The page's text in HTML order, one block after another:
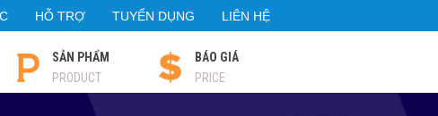
HỖ TRỢ TUYỂN DỤNG LIÊN HỆ
SẢN PHẨM
PRODUCT
BÁO GIÁ
PRICE